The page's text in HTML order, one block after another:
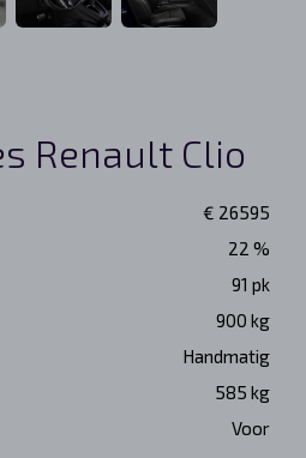
Renault Clio
€ 26595
22 %
91 pk
900 kg
Handmatig
585 kg
Voor